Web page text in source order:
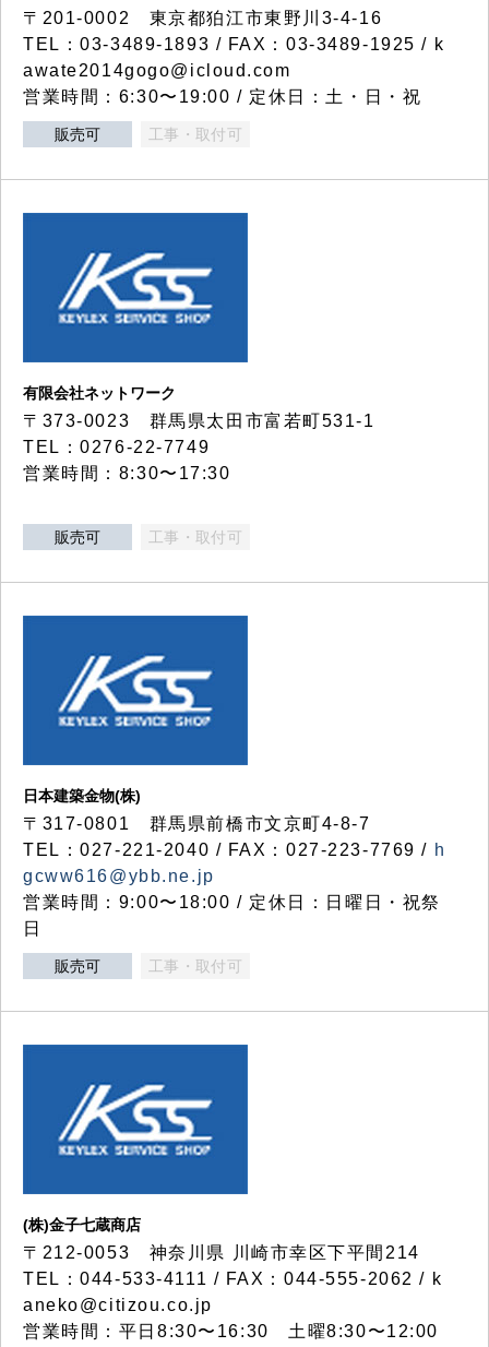
〒201-0002 東京都狛江市東野川3-4-16
TEL：03-3489-1893 / FAX：03-3489-1925 / k
awate2014gogo@icloud.com
営業時間：6:30〜19:00 / 定休日：土・日・祝
販売可 工事・取付可
有限会社ネットワーク
〒373-0023 群馬県太田市富若町531-1
TEL：0276-22-7749
営業時間：8:30〜17:30
販売可 工事・取付可
日本建築金物(株)
〒317‐0801 群馬県前橋市文京町4-8-7
TEL：027-221-2040 / FAX：027-223-7769 / h
gcww616@ybb.ne.jp
営業時間：9:00〜18:00 / 定休日：日曜日・祝祭
日
販売可 工事・取付可
(株)金子七蔵商店
〒212-0053 神奈川県 川崎市幸区下平間214
TEL：044-533-4111 / FAX：044-555-2062 / k
aneko@citizou.co.jp
営業時間：平日8:30〜16:30 土曜8:30〜12:00